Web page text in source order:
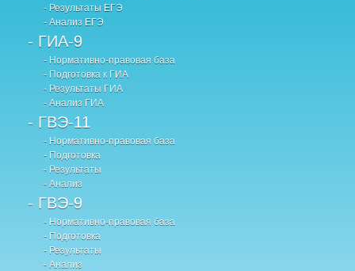
- Результаты ЕГЭ
- Анализ ЕГЭ
- ГИА-9
- Нормативно-правовая база
- Подготовка к ГИА
- Результаты ГИА
- Анализ ГИА
- ГВЭ-11
- Нормативно-правовая база
- Подготовка
- Результаты
- Анализ
- ГВЭ-9
- Нормативно-правовая база
- Подготовка
- Результаты
- Анализ